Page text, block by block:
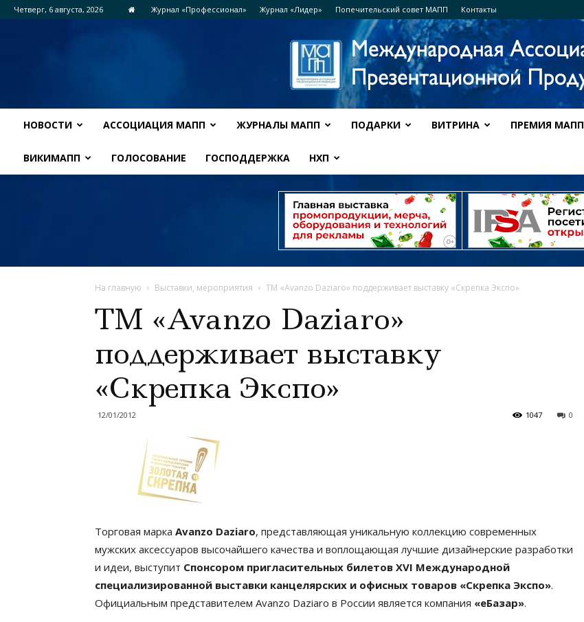
Четверг, 6 августа, 2026 Журнал «Профессионал» Журнал «Лидер» Попечительский совет МАПП Контакты
НОВОСТИ АССОЦИАЦИЯ МАПП ЖУРНАЛЫ МАПП ПОДАРКИ ВИТРИНА ПРЕМИЯ МАПП
ВИКИМАПП ГОЛОСОВАНИЕ ГОСПОДДЕРЖКА НХП
На главную Выставки, мероприятия ТМ «Avanzo Daziaro» поддерживает выставку «Скрепка Экспо»
ТМ «Avanzo Daziaro»
поддерживает выставку
«Скрепка Экспо»
12/01/2012 0
1047
Торговая марка Avanzo Daziaro, представляющая уникальную коллекцию современных
мужских аксессуаров высочайшего качества и воплощающая лучшие дизайнерские разработки
и идеи, выступит Спонсором пригласительных билетов XVI Международной
специализированной выставки канцелярских и офисных товаров «Скрепка Экспо».
Официальным представителем Avanzo Daziaro в России является компания «еБазар».